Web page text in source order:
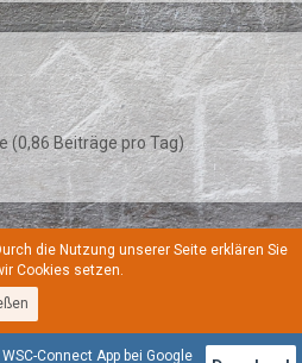
(0,86 Beiträge pro Tag)
Kontakt
YoungGay
Connect App bei Google
die Nutzung unserer Seite erklären Sie
Cookies setzen.